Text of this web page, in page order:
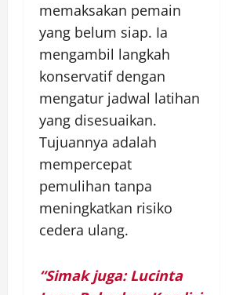
memaksakan pemain
yang belum siap. Ia
mengambil langkah
konservatif dengan
mengatur jadwal latihan
yang disesuaikan.
Tujuannya adalah
mempercepat
pemulihan tanpa
meningkatkan risiko
cedera ulang.
“Simak juga: Lucinta